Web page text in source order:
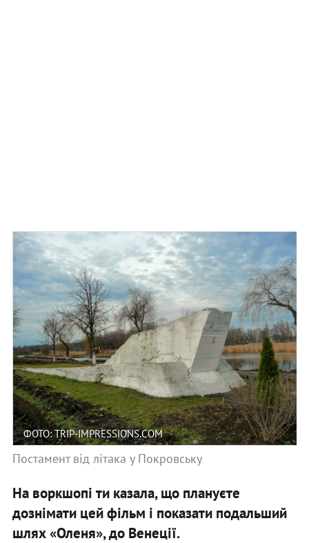
ФОТО: TRIP-IMPRESSIONS.COM
Постамент від літака у Покровську
На воркшопі ти казала, що плануєте
дознімати цей фільм і показати подальший
шлях «Оленя», до Венеції.